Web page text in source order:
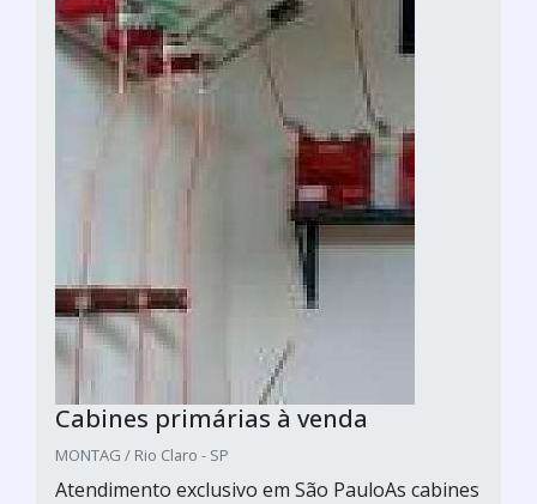
Cabines primárias à venda
MONTAG / Rio Claro - SP
Atendimento exclusivo em São PauloAs cabines